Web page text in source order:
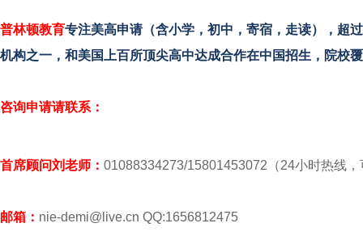
普林顿教育专注美高申请（含小学，初中，寄宿，走读），超
机构之一，和美国上百所顶尖高中达成合作在中国招生，院校
咨询申请请联系：
首席顾问刘老师： 01088334273/15801453072（24小时热线，
邮箱： nie-demi@live.cn QQ:1656812475